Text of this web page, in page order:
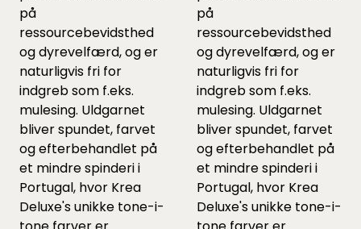
på
ressourcebevidsthed
og dyrevelfærd, og er
naturligvis fri for
indgreb som f.eks.
mulesing. Uldgarnet
bliver spundet, farvet
og efterbehandlet på
et mindre spinderi i
Portugal, hvor Krea
Deluxe's unikke tone-i-
på
ressourcebevidsthed
og dyrevelfærd, og er
naturligvis fri for
indgreb som f.eks.
mulesing. Uldgarnet
bliver spundet, farvet
og efterbehandlet på
et mindre spinderi i
Portugal, hvor Krea
Deluxe's unikke tone-i-